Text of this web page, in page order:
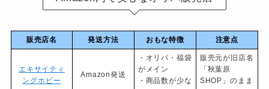
販売店名 発送方法 おもな特徴 注意点
エキサイティ
ングホビー
Amazon発送
・オリパ・福袋
がメイン
・商品数が少な
販売元が旧店名
「秋葉原
SHOP」のまま